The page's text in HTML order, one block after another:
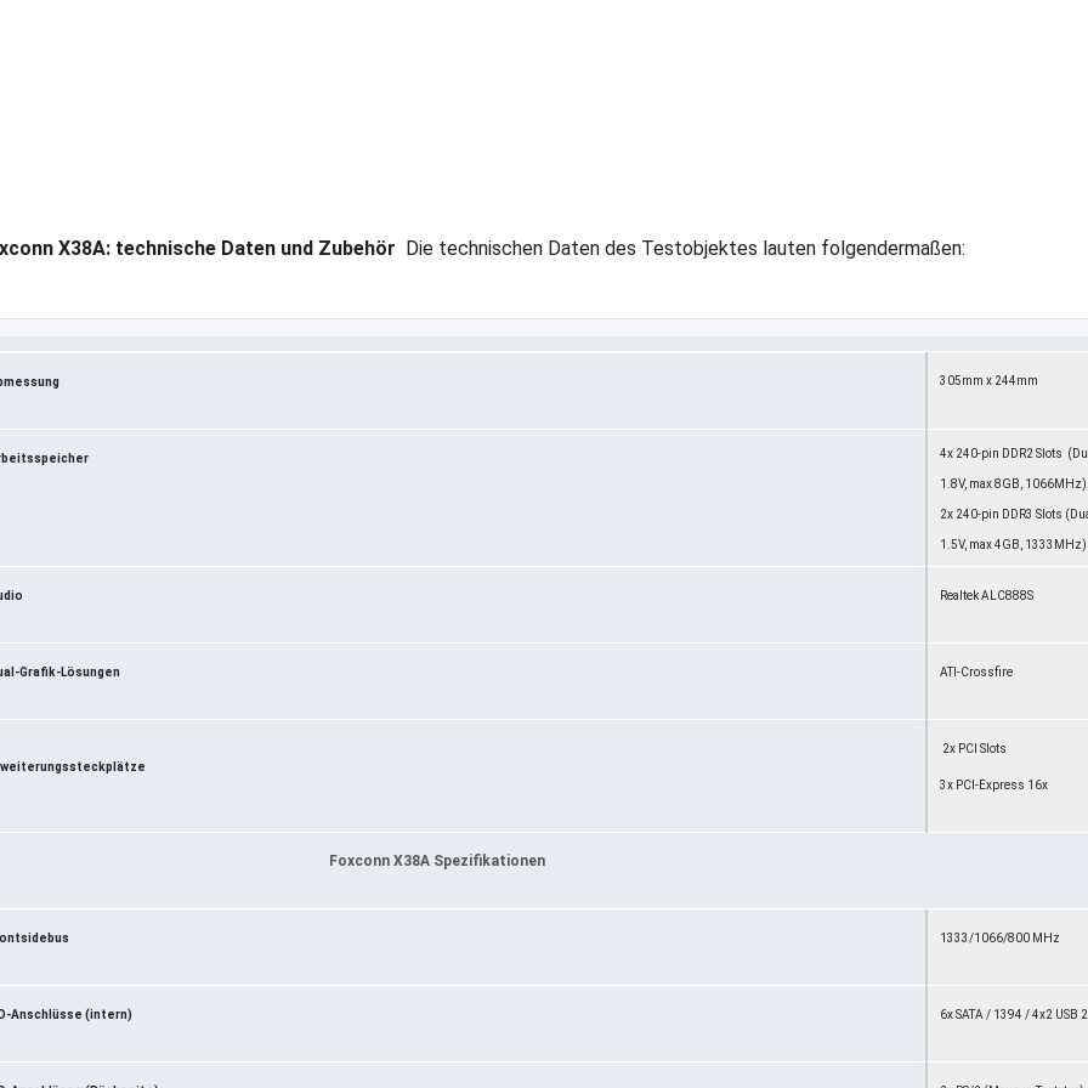
X38A: technische Daten und Zubehör Die technischen Daten des Testobjektes lauten folgendermaßen:
305mm x 244mm
4x 240-pin DDR2 Slots
1.8V, max 8GB, 1066MHz)
2x 240-pin DDR3 Slots
1.5V, max 4GB, 1333MHz)
Realtek ALC888S
Grafik-Lösungen ATI-Crossfire
2x PCI Slots
3x PCI-Express 16x
Foxconn X38A Spezifikationen
1333/1066/800 MHz
Anschlüsse (intern) 6x SATA / 1394 / 4x2 USB